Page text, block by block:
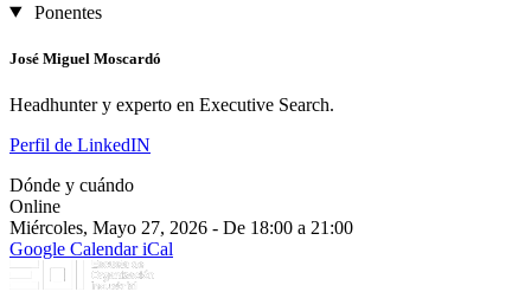
Ponentes
José Miguel Moscardó
Headhunter y experto en Executive Search.
Perfil de LinkedIN
Dónde y cuándo
Online
Miércoles, Mayo 27, 2026 - De 18:00 a 21:00
Google CalendariCal